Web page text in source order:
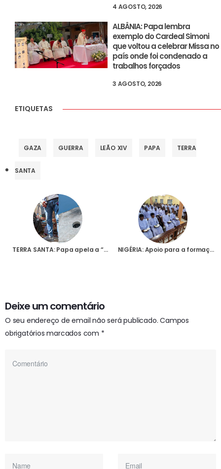
4 AGOSTO, 2026
ALBÂNIA: Papa lembra
exemplo do Cardeal Simoni
que voltou a celebrar Missa no
país onde foi condenado a
trabalhos forçados
3 AGOSTO, 2026
ETIQUETAS
GAZA GUERRA LEÃO XIV PAPA TERRA
SANTA
TERRA SANTA: Papa apela a “cessar-fogo” imediato, após ataque à paróquia católica em Gaza que causou pelo menos 3 mortos NIGÉRIA: Apoio para a formação sacerdotal de 76 jovens religiosos africanos
Deixe um comentário
O seu endereço de email não será publicado. Campos
obrigatórios marcados com *